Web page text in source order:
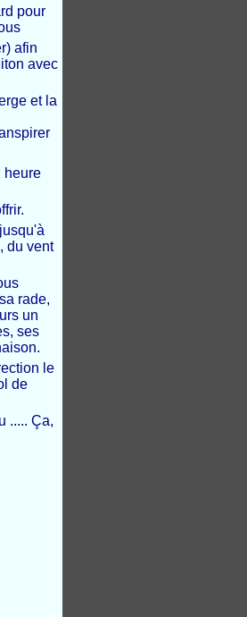
pour
afin
avec
et la
heure
du vent
rade,
un
ses
le
de
..... Ça,